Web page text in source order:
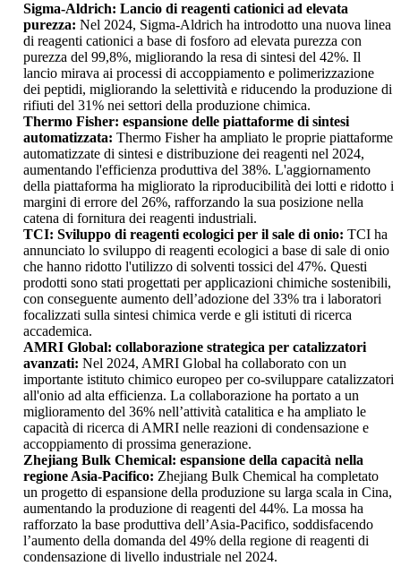
Sigma-Aldrich: Lancio di reagenti cationici ad elevata
purezza: Nel 2024, Sigma-Aldrich ha introdotto una nuova linea
di reagenti cationici a base di fosforo ad elevata purezza con
purezza del 99,8%, migliorando la resa di sintesi del 42%. Il
lancio mirava ai processi di accoppiamento e polimerizzazione
dei peptidi, migliorando la selettività e riducendo la produzione di
rifiuti del 31% nei settori della produzione chimica.
Thermo Fisher: espansione delle piattaforme di sintesi
automatizzata: Thermo Fisher ha ampliato le proprie piattaforme
automatizzate di sintesi e distribuzione dei reagenti nel 2024,
aumentando l'efficienza produttiva del 38%. L'aggiornamento
della piattaforma ha migliorato la riproducibilità dei lotti e ridotto i
margini di errore del 26%, rafforzando la sua posizione nella
catena di fornitura dei reagenti industriali.
TCI: Sviluppo di reagenti ecologici per il sale di onio: TCI ha
annunciato lo sviluppo di reagenti ecologici a base di sale di onio
che hanno ridotto l'utilizzo di solventi tossici del 47%. Questi
prodotti sono stati progettati per applicazioni chimiche sostenibili,
con conseguente aumento dell’adozione del 33% tra i laboratori
focalizzati sulla sintesi chimica verde e gli istituti di ricerca
accademica.
AMRI Global: collaborazione strategica per catalizzatori
avanzati: Nel 2024, AMRI Global ha collaborato con un
importante istituto chimico europeo per co-sviluppare catalizzatori
all'onio ad alta efficienza. La collaborazione ha portato a un
miglioramento del 36% nell’attività catalitica e ha ampliato le
capacità di ricerca di AMRI nelle reazioni di condensazione e
accoppiamento di prossima generazione.
Zhejiang Bulk Chemical: espansione della capacità nella
regione Asia-Pacifico: Zhejiang Bulk Chemical ha completato
un progetto di espansione della produzione su larga scala in Cina,
aumentando la produzione di reagenti del 44%. La mossa ha
rafforzato la base produttiva dell’Asia-Pacifico, soddisfacendo
l’aumento della domanda del 49% della regione di reagenti di
condensazione di livello industriale nel 2024.